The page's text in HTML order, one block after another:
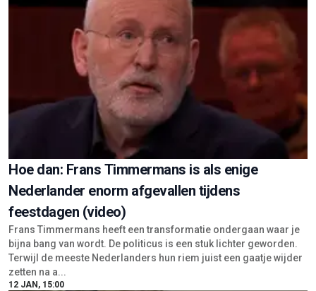
Hoe dan: Frans Timmermans is als enige
Nederlander enorm afgevallen tijdens
feestdagen (video)
Frans Timmermans heeft een transformatie ondergaan waar je
bijna bang van wordt. De politicus is een stuk lichter geworden.
Terwijl de meeste Nederlanders hun riem juist een gaatje wijder
zetten na a...
12 JAN, 15:00